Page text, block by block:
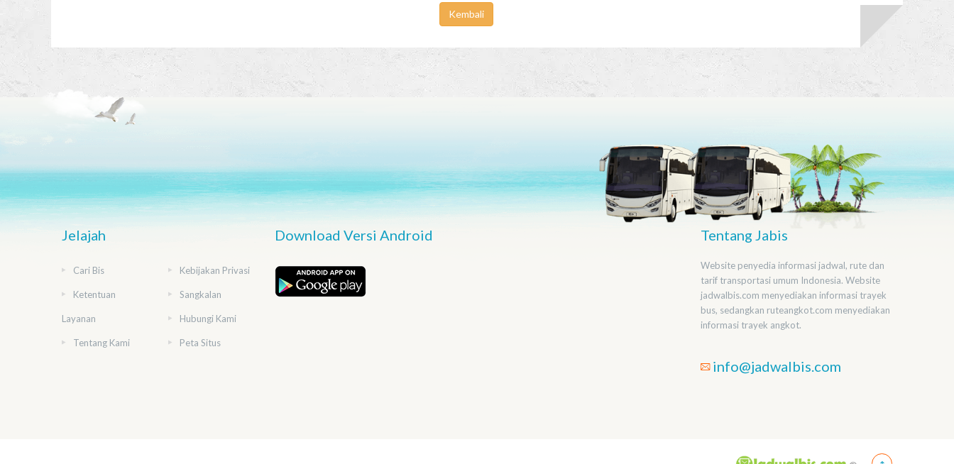
Kembali
Jelajah
Cari Bis Kebijakan Privasi
Ketentuan
Layanan
Sangkalan
Hubungi Kami
Tentang Kami Peta Situs
Download Versi Android Tentang Jabis
Website penyedia informasi jadwal, rute dan
tarif transportasi umum Indonesia. Website
jadwalbis.com menyediakan informasi trayek
bus, sedangkan ruteangkot.com menyediakan
informasi trayek angkot.
info@jadwalbis.com